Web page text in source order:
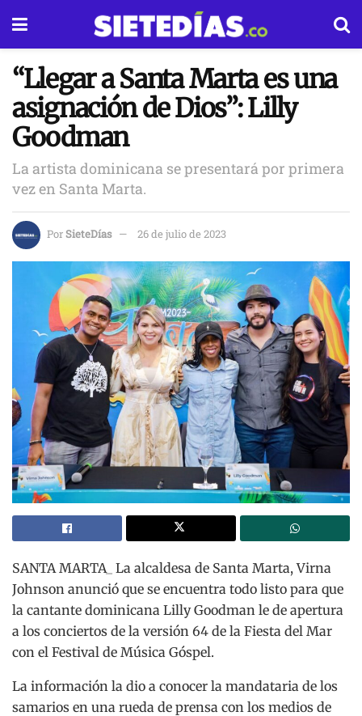
“Llegar a Santa Marta es una
asignación de Dios”: Lilly
Goodman
La artista dominicana se presentará por primera
vez en Santa Marta.
PorSieteDías 26 de julio de 2023
SANTA MARTA_ La alcaldesa de Santa Marta, Virna
Johnson anunció que se encuentra todo listo para que
la cantante dominicana Lilly Goodman le de apertura
a los conciertos de la versión 64 de la Fiesta del Mar
con el Festival de Música Góspel.
La información la dio a conocer la mandataria de los
samarios en una rueda de prensa con los medios de